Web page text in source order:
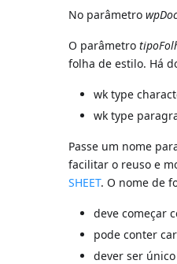
No parâmetro
O parâmetro
folha de estilo. Há
wk type
wk type
Passe um nome
facilitar o reuso e
SHEET. O nome de
deve começar
pode conter
dever ser